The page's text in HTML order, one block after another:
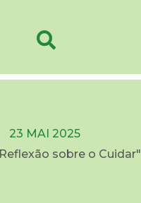
23 MAI 2025
sobre o Cuidar"